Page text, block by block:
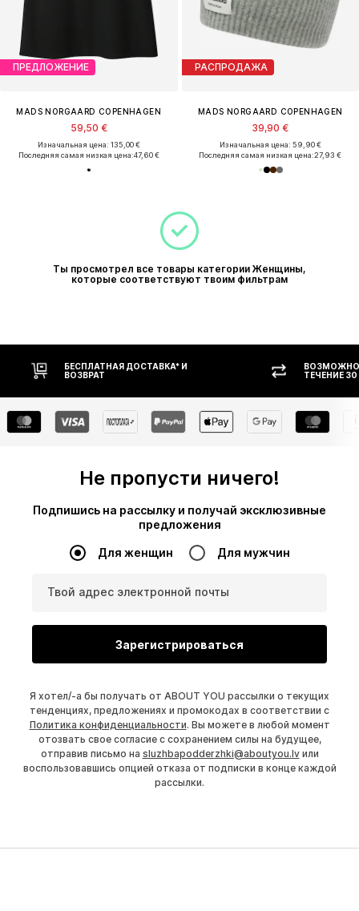
ПРЕДЛОЖЕНИЕ
MADS NORGAARD COPENHAGEN
59,50 €
Изначальная цена: 135,00 €
Последняя самая низкая цена:47,60 €
РАСПРОДАЖА
MADS NORGAARD COPENHAGEN
39,90 €
Изначальная цена: 59,90 €
Последняя самая низкая цена:27,93 €
Ты просмотрел все товары категории Женщины,
которые соответствуют твоим фильтрам
ВОЗМОЖНОСТЬ ВОЗВРАТА В
ТЕЧЕНИЕ 30 ДНЕЙ
Не пропусти ничего!
Подпишись на рассылку и получай эксклюзивные
предложения
Для женщин Для мужчин
Твой адрес электронной почты
Зарегистрироваться
Я хотел/-а бы получать от ABOUT YOU рассылки о текущих
тенденциях, предложениях и промокодах в соответствии с
Политика конфиденциальности. Вы можете в любой момент
отозвать свое согласие с сохранением силы на будущее,
отправив письмо на sluzhbapodderzhki@aboutyou.lvили
воспользовавшись опцией отказа от подписки в конце каждой
рассылки.